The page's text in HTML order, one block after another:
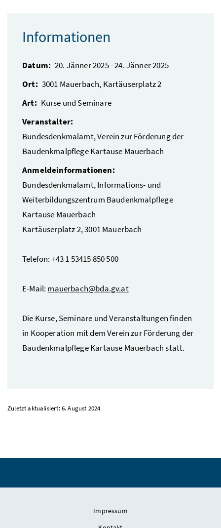
Informationen
Datum: 20. Jänner 2025-24. Jänner 2025
Ort: 3001 Mauerbach, Kartäuserplatz 2
Art: Kurse und Seminare
Veranstalter:
Bundesdenkmalamt, Verein zur Förderung der
Baudenkmalpflege Kartause Mauerbach
Anmeldeinformationen:
Bundesdenkmalamt, Informations- und
Weiterbildungszentrum Baudenkmalpflege
Kartause Mauerbach
Kartäuserplatz 2, 3001 Mauerbach
Telefon: +43 1 53415 850 500
E-Mail: mauerbach@bda.gv.at
Die Kurse, Seminare und Veranstaltungen finden
in Kooperation mit dem Verein zur Förderung der
Baudenkmalpflege Kartause Mauerbach statt.
Zuletzt aktualisiert: 6. August 2024
Impressum